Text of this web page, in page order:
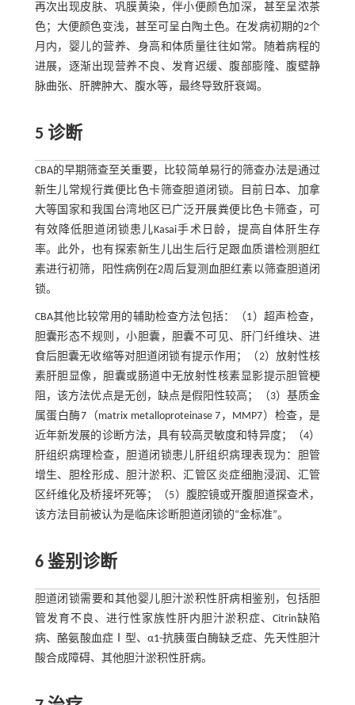
再次出现皮肤、巩膜黄染，伴小便颜色加深，甚至呈浓茶
色；大便颜色变浅，甚至可呈白陶土色。在发病初期的2个
月内，婴儿的营养、身高和体质量往往如常。随着病程的
进展，逐渐出现营养不良、发育迟缓、腹部膨隆、腹壁静
脉曲张、肝脾肿大、腹水等，最终导致肝衰竭。
5 诊断
CBA的早期筛查至关重要，比较简单易行的筛查办法是通过
新生儿常规行粪便比色卡筛查胆道闭锁。目前日本、加拿
大等国家和我国台湾地区已广泛开展粪便比色卡筛查，可
有效降低胆道闭锁患儿Kasai手术日龄，提高自体肝生存
率。此外，也有探索新生儿出生后行足跟血质谱检测胆红
素进行初筛，阳性病例在2周后复测血胆红素以筛查胆道闭
锁。
CBA其他比较常用的辅助检查方法包括：（1）超声检查，
胆囊形态不规则，小胆囊，胆囊不可见、肝门纤维块、进
食后胆囊无收缩等对胆道闭锁有提示作用；（2）放射性核
素肝胆显像，胆囊或肠道中无放射性核素显影提示胆管梗
阻，该方法优点是无创，缺点是假阳性较高；（3）基质金
属蛋白酶7（matrix metalloproteinase 7，MMP7）检查，是
近年新发展的诊断方法，具有较高灵敏度和特异度；（4）
肝组织病理检查，胆道闭锁患儿肝组织病理表现为：胆管
增生、胆栓形成、胆汁淤积、汇管区炎症细胞浸润、汇管
区纤维化及桥接坏死等；（5）腹腔镜或开腹胆道探查术，
该方法目前被认为是临床诊断胆道闭锁的“金标准”。
6 鉴别诊断
胆道闭锁需要和其他婴儿胆汁淤积性肝病相鉴别，包括胆
管发育不良、进行性家族性肝内胆汁淤积症、Citrin缺陷
病、酪氨酸血症Ⅰ型、α1-抗胰蛋白酶缺乏症、先天性胆汁
酸合成障碍、其他胆汁淤积性肝病。